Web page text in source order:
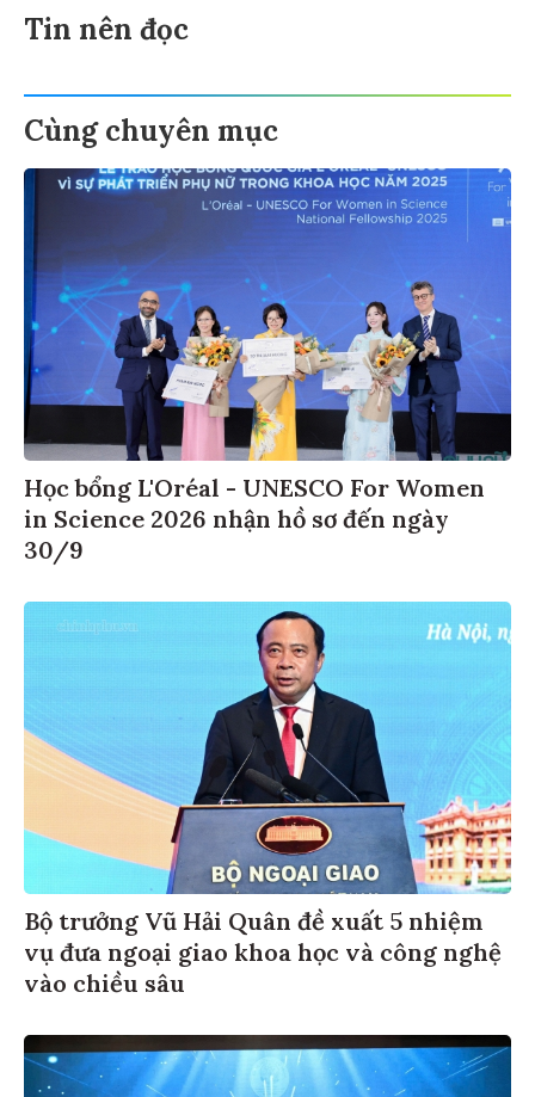
Tin nên đọc
Cùng chuyên mục
Học bổng L'Oréal - UNESCO For Women
in Science 2026 nhận hồ sơ đến ngày
30/9
Bộ trưởng Vũ Hải Quân đề xuất 5 nhiệm
vụ đưa ngoại giao khoa học và công nghệ
vào chiều sâu